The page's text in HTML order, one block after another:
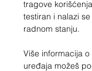
tragove
testiran i nalazi
radnom stanju.
Više informacija
uređaja možeš